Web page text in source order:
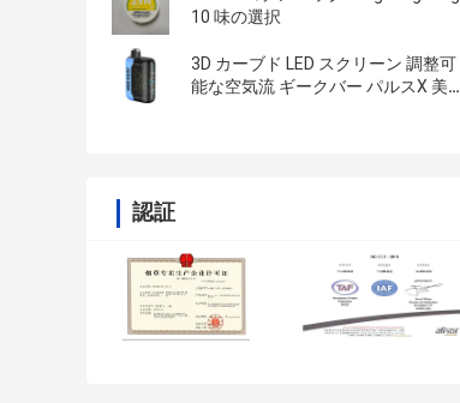
10 味の選択
3D カーブド LED スクリーン 調整可
能な空気流 ギークバー パルスX 美
認証